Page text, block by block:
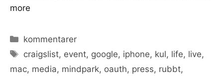
more
Categories
kommentarer
Tags
craigslist, event, google, iphone, kul, life, live,
mac, media, mindpark, oauth, press, rubbt,